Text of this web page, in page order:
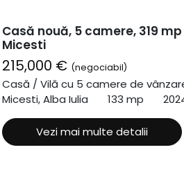
Casă nouă, 5 camere, 319
Micesti
215,000 € (negociabil)
Casă / Vilă cu 5 camere de
Micesti, Alba Iulia
133 mp
Vezi mai multe detalii